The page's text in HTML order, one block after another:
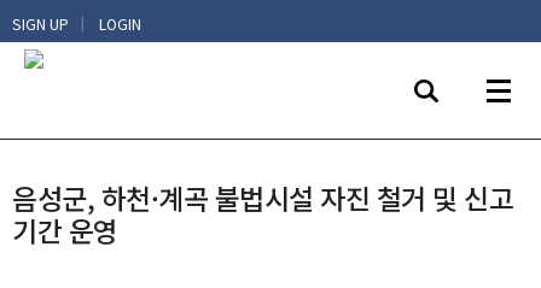
SIGN UP | LOGIN
음성군, 하천·계곡 불법시설 자진 철거 및 신고
기간 운영